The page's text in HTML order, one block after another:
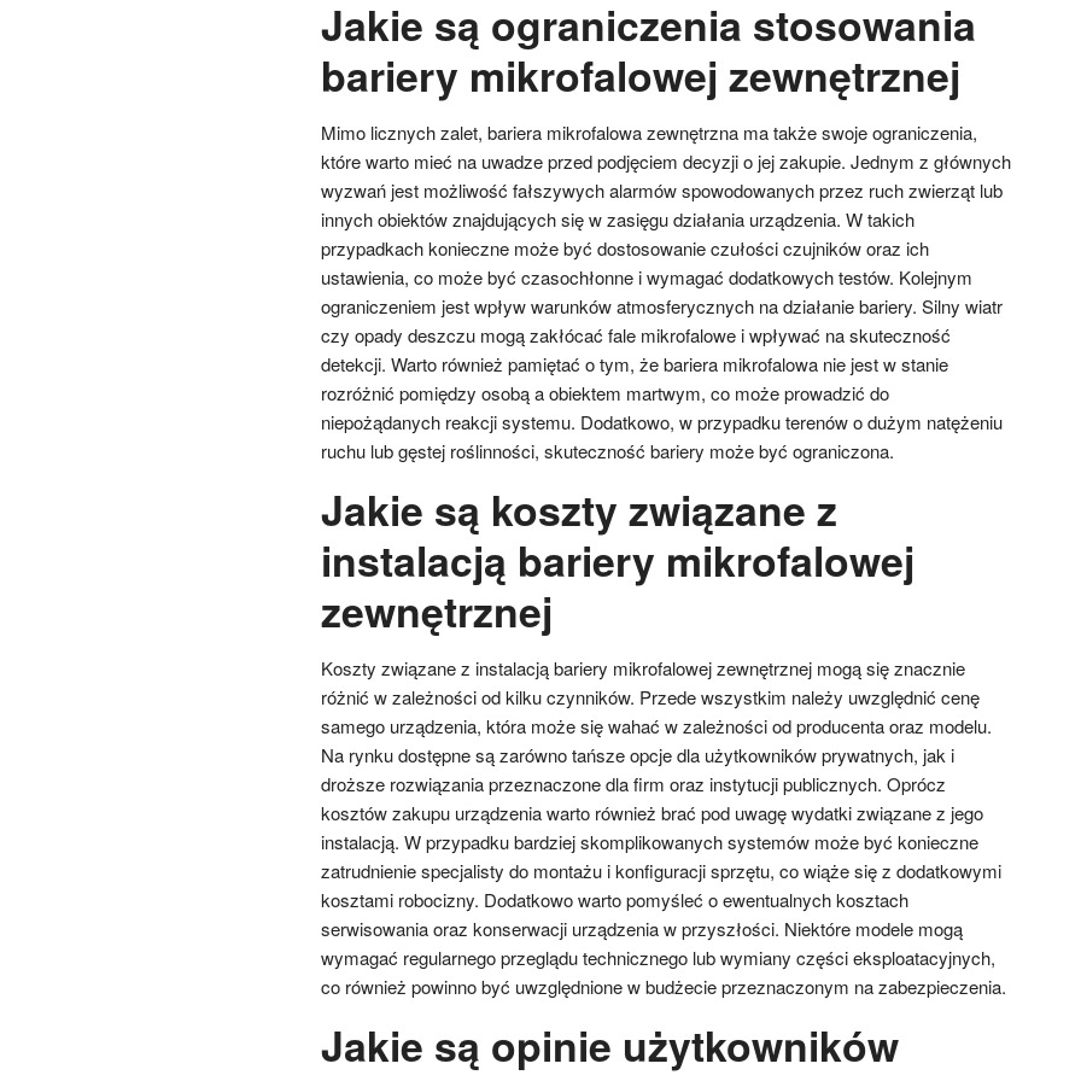
Jakie są ograniczenia stosowania
bariery mikrofalowej zewnętrznej
Mimo licznych zalet, bariera mikrofalowa zewnętrzna ma także swoje ograniczenia,
które warto mieć na uwadze przed podjęciem decyzji o jej zakupie. Jednym z głównych
wyzwań jest możliwość fałszywych alarmów spowodowanych przez ruch zwierząt lub
innych obiektów znajdujących się w zasięgu działania urządzenia. W takich
przypadkach konieczne może być dostosowanie czułości czujników oraz ich
ustawienia, co może być czasochłonne i wymagać dodatkowych testów. Kolejnym
ograniczeniem jest wpływ warunków atmosferycznych na działanie bariery. Silny wiatr
czy opady deszczu mogą zakłócać fale mikrofalowe i wpływać na skuteczność
detekcji. Warto również pamiętać o tym, że bariera mikrofalowa nie jest w stanie
rozróżnić pomiędzy osobą a obiektem martwym, co może prowadzić do
niepożądanych reakcji systemu. Dodatkowo, w przypadku terenów o dużym natężeniu
ruchu lub gęstej roślinności, skuteczność bariery może być ograniczona.
Jakie są koszty związane z
instalacją bariery mikrofalowej
zewnętrznej
Koszty związane z instalacją bariery mikrofalowej zewnętrznej mogą się znacznie
różnić w zależności od kilku czynników. Przede wszystkim należy uwzględnić cenę
samego urządzenia, która może się wahać w zależności od producenta oraz modelu.
Na rynku dostępne są zarówno tańsze opcje dla użytkowników prywatnych, jak i
droższe rozwiązania przeznaczone dla firm oraz instytucji publicznych. Oprócz
kosztów zakupu urządzenia warto również brać pod uwagę wydatki związane z jego
instalacją. W przypadku bardziej skomplikowanych systemów może być konieczne
zatrudnienie specjalisty do montażu i konfiguracji sprzętu, co wiąże się z dodatkowymi
kosztami robocizny. Dodatkowo warto pomyśleć o ewentualnych kosztach
serwisowania oraz konserwacji urządzenia w przyszłości. Niektóre modele mogą
wymagać regularnego przeglądu technicznego lub wymiany części eksploatacyjnych,
co również powinno być uwzględnione w budżecie przeznaczonym na zabezpieczenia.
Jakie są opinie użytkowników